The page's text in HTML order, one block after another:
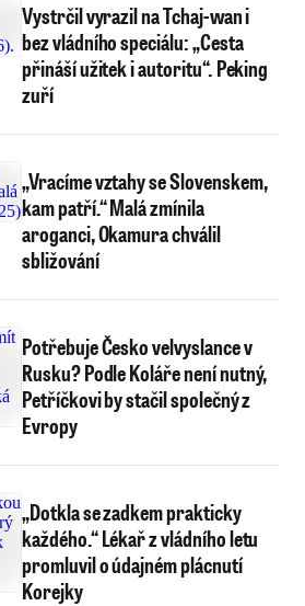
Vystrčil vyrazil na Tchaj-wan i
bez vládního speciálu: „Cesta
přináší užitek i autoritu“. Peking
zuří
„Vracíme vztahy se Slovenskem,
kam patří.“ Malá zmínila
aroganci, Okamura chválil
sbližování
Potřebuje Česko velvyslance v
Rusku? Podle Koláře není nutný,
Petříčkovi by stačil společný z
Evropy
„Dotkla se zadkem prakticky
každého.“ Lékař z vládního letu
promluvil o údajném plácnutí
Korejky